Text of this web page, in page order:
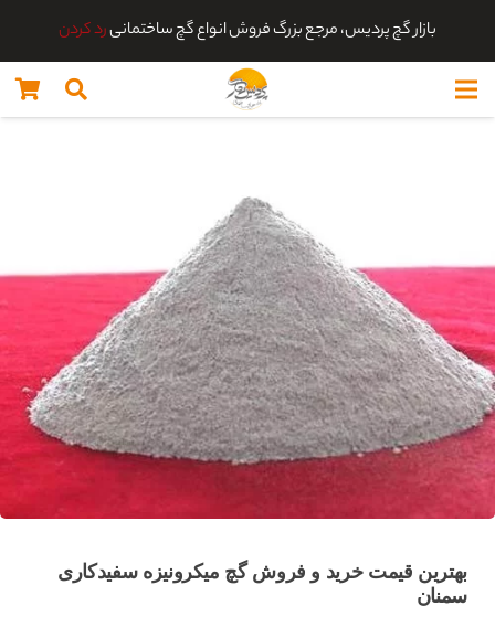
بازار گچ پردیس، مرجع بزرگ فروش انواع گچ ساختمانیرد کردن
بهترین قیمت خرید و فروش گچ میکرونیزه سفیدکاری
سمنان